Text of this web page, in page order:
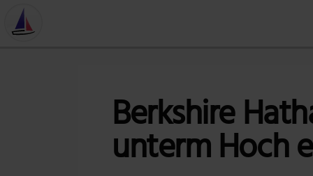
Berkshire
unterm Hoch